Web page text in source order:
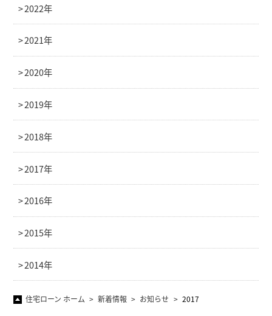
2022年
2021年
2020年
2019年
2018年
2017年
2016年
2015年
2014年
住宅ローン ホーム 新着情報 お知らせ 2017